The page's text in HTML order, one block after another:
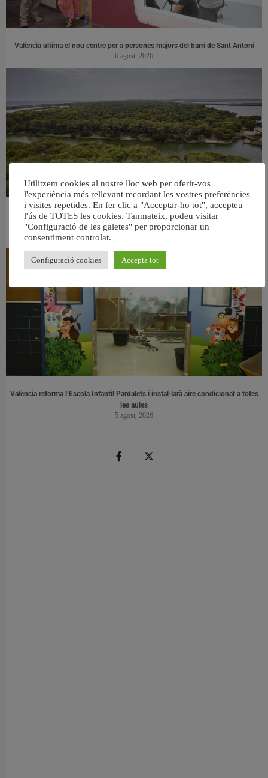
València ultima el nou centre per a persones majors del barri de Sant Antoni
6 agost, 2026
València retira prop de 15.000 litres de residus de la Devesa durant el mes de
juliol
València reforma l’Escola Infantil Pardalets i instal·larà aire condicionat a totes
les aules
5 agost, 2026
Utilitzem cookies al nostre lloc web per oferir-vos
l'experiència més rellevant recordant les vostres preferències
i visites repetides. En fer clic a "Acceptar-ho tot", accepteu
l'ús de TOTES les cookies. Tanmateix, podeu visitar
"Configuració de les galetes" per proporcionar un
consentiment controlat.
Configuració cookies Accepta tot